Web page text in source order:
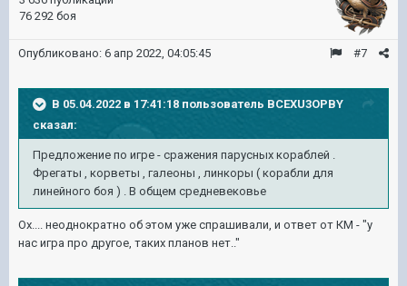
76 292 боя
#7
Опубликовано: 6 апр 2022, 04:05:45
В 05.04.2022 в 17:41:18 пользователь BCEXU3OPBY
сказал:
Предложение по игре - сражения парусных кораблей .
Фрегаты , корветы , галеоны , линкоры ( корабли для
линейного боя ) . В общем средневековье
Ох.... неоднократно об этом уже спрашивали, и ответ от КМ - "у
нас игра про другое, таких планов нет.."